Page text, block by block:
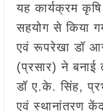
यह कार्यक्रम
सहयोग से किया
एवं रूपरेखा डॉ
(प्रसार) ने
डॉ ए.के. सिंह,
एवं स्थानांतरण